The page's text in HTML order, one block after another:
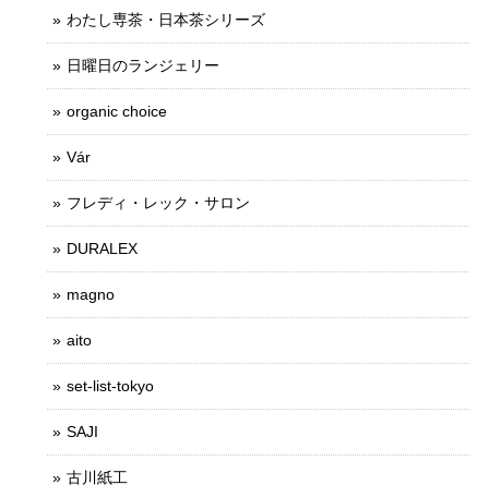
わたし専茶・日本茶シリーズ
日曜日のランジェリー
organic choice
Vár
フレディ・レック・サロン
DURALEX
magno
aito
set-list-tokyo
SAJI
古川紙工